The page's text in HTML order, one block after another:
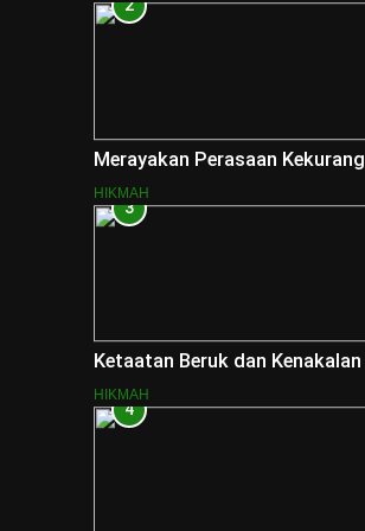
2
Merayakan Perasaan
HIKMAH
3
Ketaatan Beruk dan
HIKMAH
4